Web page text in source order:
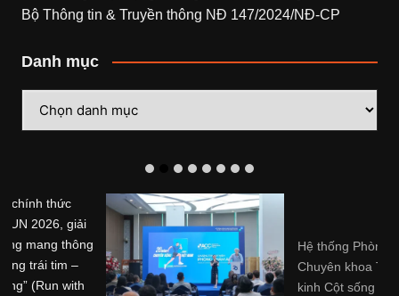
Bộ Thông tin & Truyền thông NĐ 147/2024/NĐ-CP
Danh mục
mục
Hệ thống Phòng khám
Chuyên khoa Trị liệu Thần
kinh Cột sống Hoa Kỳ (ACC)
tổ chức sự kiện kỷ niệm 20
năm hoạt động tại Việt Nam